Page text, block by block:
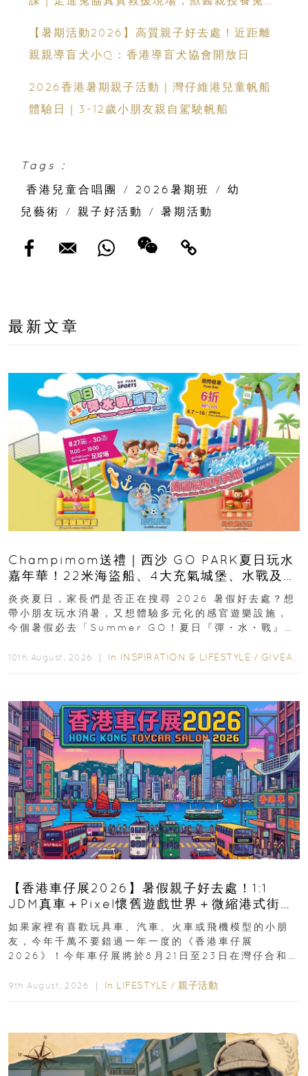
【暑期活動2026】高質親子好去處！近距離
親親導盲犬小Q：香港導盲犬協會開放日
2026香港暑期親子活動｜灣仔維港兒童帆船
體驗日｜3-12歲小朋友親自駕駛帆船
Tags :
香港兒童合唱團
/ 2026暑期班 /
幼
兒藝術
/ 親子好活動 / 暑期活動
最新文章
Champimom送禮｜西沙 GO PARK夏日玩水
嘉年華！22米海盜船、4大充氣城堡、水戰及門
票優惠全攻略
炎炎夏日，家長們是否正在搜尋 2026 暑假好去處？想
帶小朋友玩水消暑，又想體驗多元化的感官遊樂設施，
今個暑假必去「Summer GO！夏日『彈・水・戰』派
10th August, 2026 ｜ In INSPIRATION & LIFESTYLE / GIVEAWAY
【香港車仔展2026】暑假親子好去處！1:1
JDM真車＋Pixel懷舊遊戲世界＋微縮港式街景
8月灣仔登場 車迷家庭必去！
如果家裡有喜歡玩具車、汽車、火車或飛機模型的小朋
友，今年千萬不要錯過一年一度的《香港車仔展
2026》！今年車仔展將於8月21日至23日在灣仔合和酒
9th August, 2026 ｜ In LIFESTYLE / 親子活動